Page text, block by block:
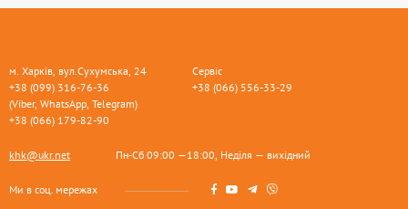
м. Харків, вул.Сухумська, 24
+38 (099) 316-76-36
(Viber, WhatsApp, Telegram)
+38 (066) 179-82-90
Сервіс
+38 (066) 556-33-29
khk@ukr.net Пн-Сб 09:00 —18:00, Неділя — вихідний
Ми в соц. мережах